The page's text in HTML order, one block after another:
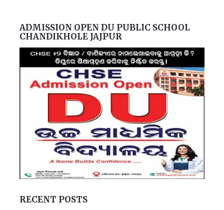
ADMISSION OPEN DU PUBLIC SCHOOL
CHANDIKHOLE JAJPUR
RECENT POSTS